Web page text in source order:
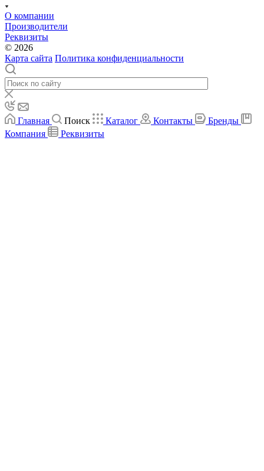
О компании
Производители
Реквизиты
© 2026
Карта сайта Политика конфиденциальности
Главная Поиск Каталог Контакты
Бренды
Компания
Реквизиты